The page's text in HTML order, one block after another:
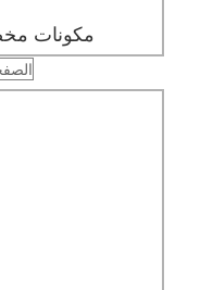
مكونات
الصفحة